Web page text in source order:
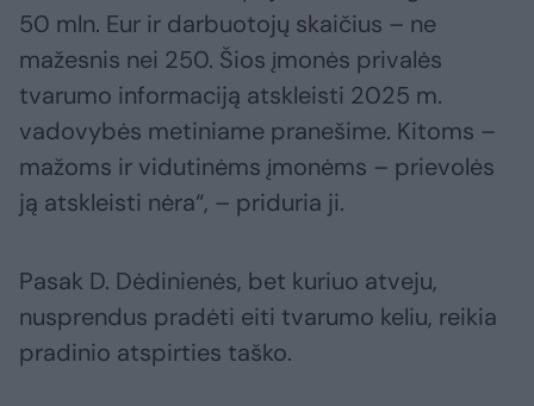
50 mln. Eur ir darbuotojų skaičius – ne
mažesnis nei 250. Šios įmonės privalės
tvarumo informaciją atskleisti 2025 m.
vadovybės metiniame pranešime. Kitoms –
mažoms ir vidutinėms įmonėms – prievolės
ją atskleisti nėra“, – priduria ji.
Pasak D. Dėdinienės, bet kuriuo atveju,
nusprendus pradėti eiti tvarumo keliu, reikia
pradinio atspirties taško.